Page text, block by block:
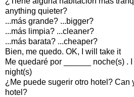
anything quieter?
...más grande? ...bigger?
...más limpia? ...cleaner?
...más barata? ...cheaper?
Bien, me quedo. OK, I will take it
Me quedaré por ______ noche(s) . I
night(s)
¿Me puede sugerir otro hotel? Can
hotel?